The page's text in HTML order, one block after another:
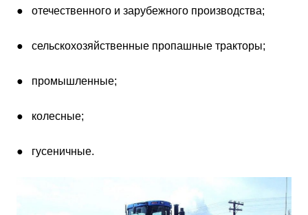
● отечественного и зарубежного производства;
● сельскохозяйственные пропашные тракторы;
● промышленные;
● колесные;
● гусеничные.